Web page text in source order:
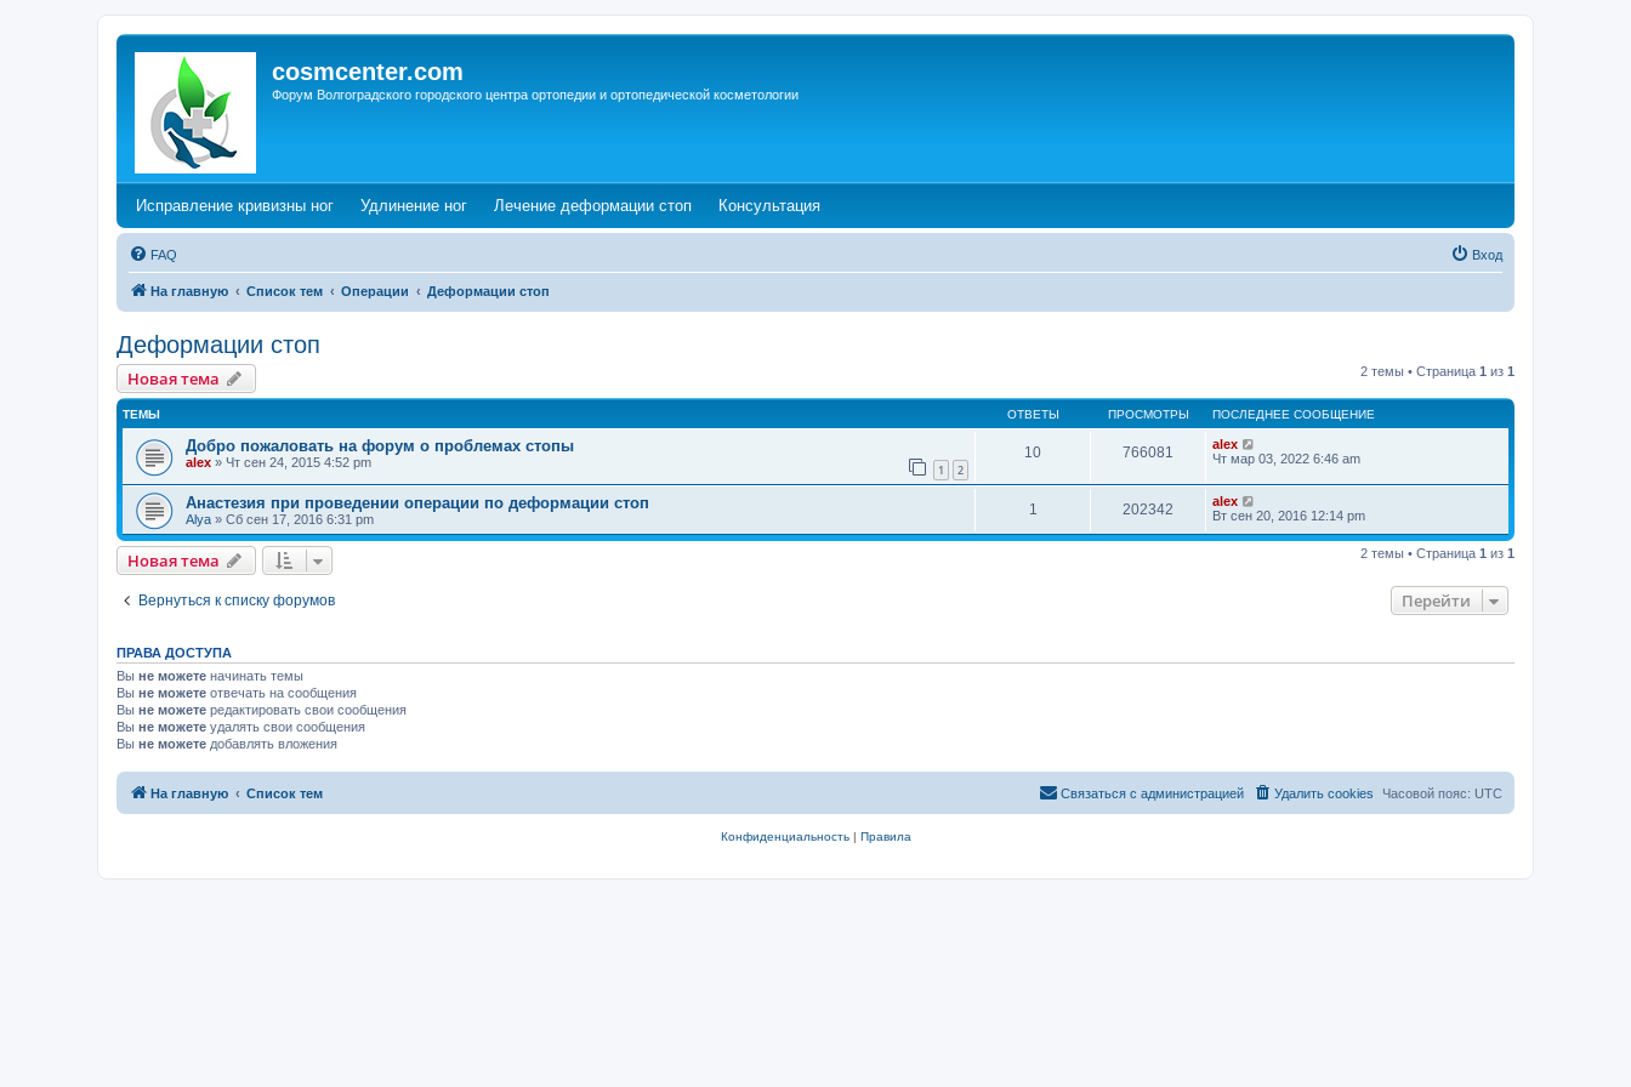
cosmcenter.com
Форум Волгоградского городского центра ортопедии и ортопедической косметологии
Исправление кривизны ног(Opens a new tab)
Удлинение ног(Opens a new tab)
Лечение деформации стоп(Opens a new tab)
Консультация(Opens a new tab)
FAQ Вход
На главную Список тем Операции Деформации стоп
Деформации стоп
Новая тема 2 темы • Страница 1 из 1
ТЕМЫ ОТВЕТЫ ПРОСМОТРЫ ПОСЛЕДНЕЕ СООБЩЕНИЕ
Добро пожаловать на форум о проблемах стопы
alex » Чт сен 24, 2015 4:52 pm 1 2
10 766081
alex
Чт мар 03, 2022 6:46 am
Анастезия при проведении операции по деформации стоп
Alya » Сб сен 17, 2016 6:31 pm
1 202342
alex
Вт сен 20, 2016 12:14 pm
Новая тема 2 темы • Страница 1 из 1
Вернуться к списку форумов Перейти
ПРАВА ДОСТУПА
Вы не можете начинать темы
Вы не можете отвечать на сообщения
Вы не можете редактировать свои сообщения
Вы не можете удалять свои сообщения
Вы не можете добавлять вложения
На главную Список тем Часовой пояс: UTC
Удалить cookies
Связаться с администрацией
Конфиденциальность| Правила